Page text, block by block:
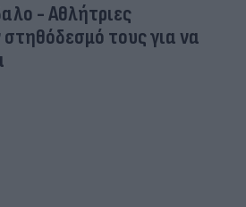
- Aθλήτριες
τους για να